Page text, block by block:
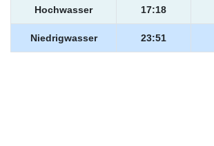
Hochwasser 17:18
Niedrigwasser 23:51